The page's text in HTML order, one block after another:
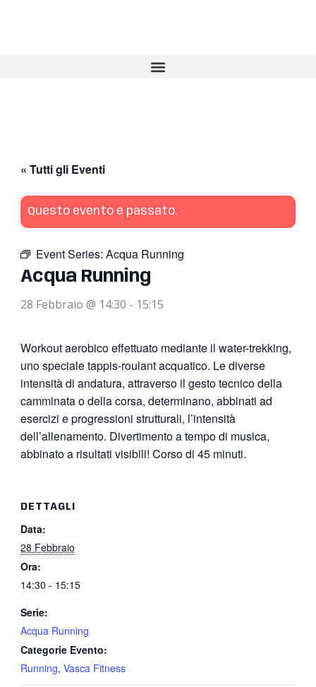
« Tutti gli Eventi
Questo evento è passato.
Event Series: Acqua Running
Acqua Running
28 Febbraio @ 14:30 - 15:15
Workout aerobico effettuato mediante il water-trekking,
uno speciale tappis-roulant acquatico. Le diverse
intensità di andatura, attraverso il gesto tecnico della
camminata o della corsa, determinano, abbinati ad
esercizi e progressioni strutturali, l’intensità
dell’allenamento. Divertimento a tempo di musica,
abbinato a risultati visibili! Corso di 45 minuti.
DETTAGLI
Data:
28 Febbraio
Ora:
14:30 - 15:15
Serie:
Acqua Running
Categorie Evento:
Running, Vasca Fitness